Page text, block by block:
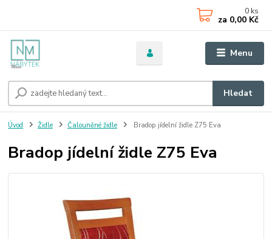
Menu
Hledat
0 ks
za 0,00 Kč
Úvod Židle Čalouněné židle Bradop jídelní židle Z75 Eva
Bradop jídelní židle Z75 Eva